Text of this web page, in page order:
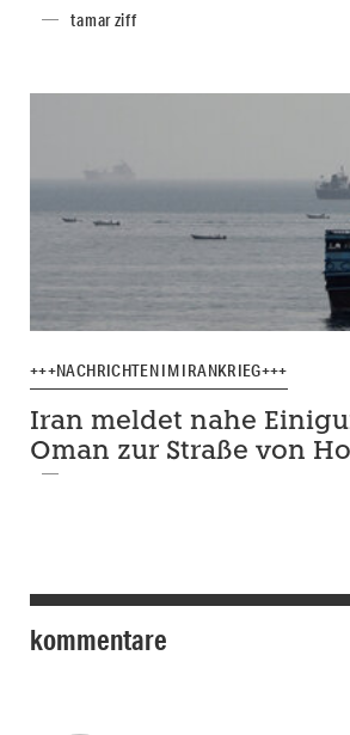
tamar ziff
+++NACHRICHTEN IM IRANKRIEG+++
Iran meldet nahe
Oman zur Straße von
kommentare